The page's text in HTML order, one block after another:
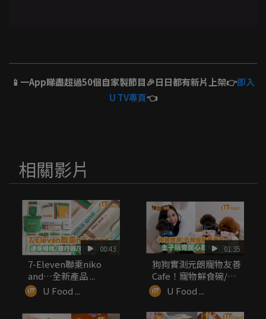
📱一App睇盡超過50個自家製節目🎉日日都有新片上架👉即入
U TV專頁👈
相關影片
00:43
7-Eleven聯乘niko
and…全新產品 ...
U Food ...
01:35
狗狗實測元朗寵物友善
Cafe！寵物鮮食碗/嫩
滑厚...
U Food ...